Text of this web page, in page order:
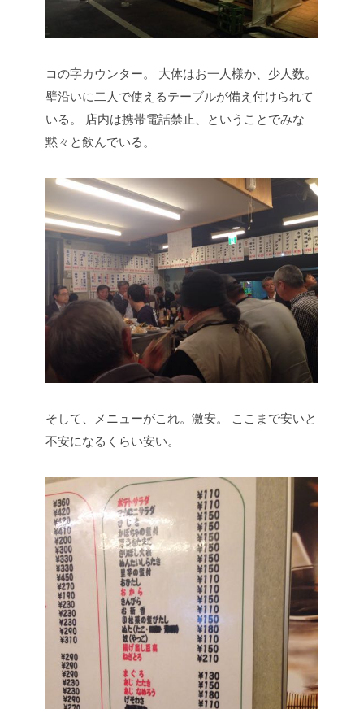
コの字カウンター。
大体はお一人様か、少人数。
壁沿いに二人で使えるテーブルが備え付けられて
いる。
店内は携帯電話禁止、ということでみな
黙々と飲んでいる。
そして、メニューがこれ。激安。
ここまで安いと
不安になるくらい安い。